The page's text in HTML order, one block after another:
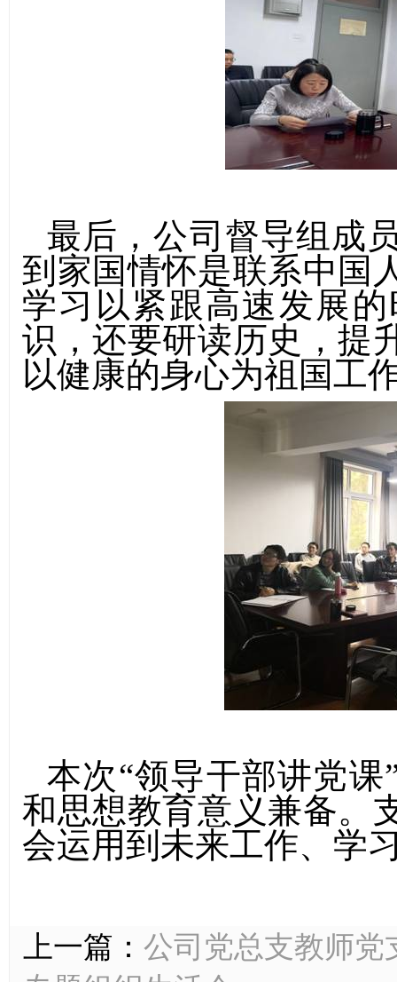
最后，公司督导组成
到家国情怀是联系中国
学习以紧跟高速发展
识，还要研读历史，提
以健康的身心为祖国工
本次“领导干部讲党
和思想教育意义兼备。
会运用到未来工作、学
上一篇： 公司党总支教师党